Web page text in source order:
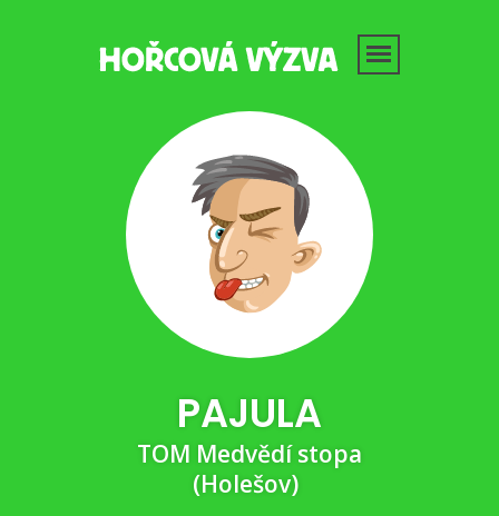
PAJULA
TOM Medvědí stopa
(Holešov)